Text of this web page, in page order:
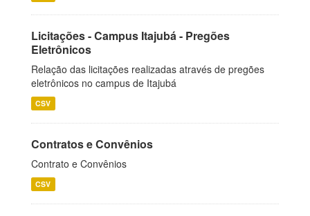
Licitações - Campus Itajubá - Pregões
Eletrônicos
Relação das licitações realizadas através de pregões
eletrônicos no campus de Itajubá
CSV
Contratos e Convênios
Contrato e Convênios
CSV